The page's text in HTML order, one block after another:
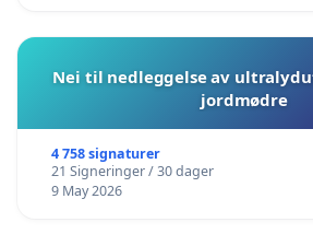
Nei til nedleggelse av
jordmødre
4 758 signaturer
21 Signeringer / 30 dager
9 May 2026